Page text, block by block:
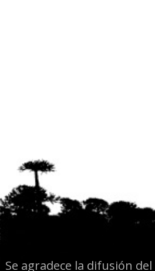
Se agradece la difusión